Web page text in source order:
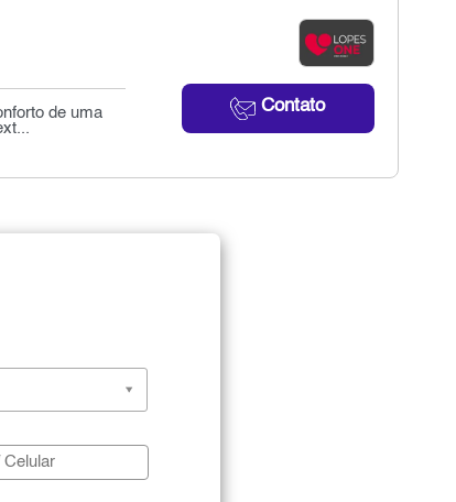
Contato
de uma